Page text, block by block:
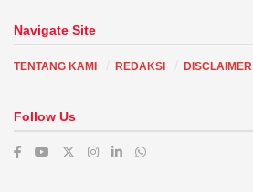
Navigate Site
TENTANG KAMI REDAKSI DISCLAIMER
Follow Us